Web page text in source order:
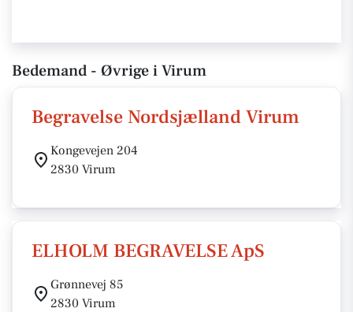
Bedemand - Øvrige i Virum
Begravelse Nordsjælland Virum
Kongevejen 204
2830 Virum
ELHOLM BEGRAVELSE ApS
Grønnevej 85
2830 Virum